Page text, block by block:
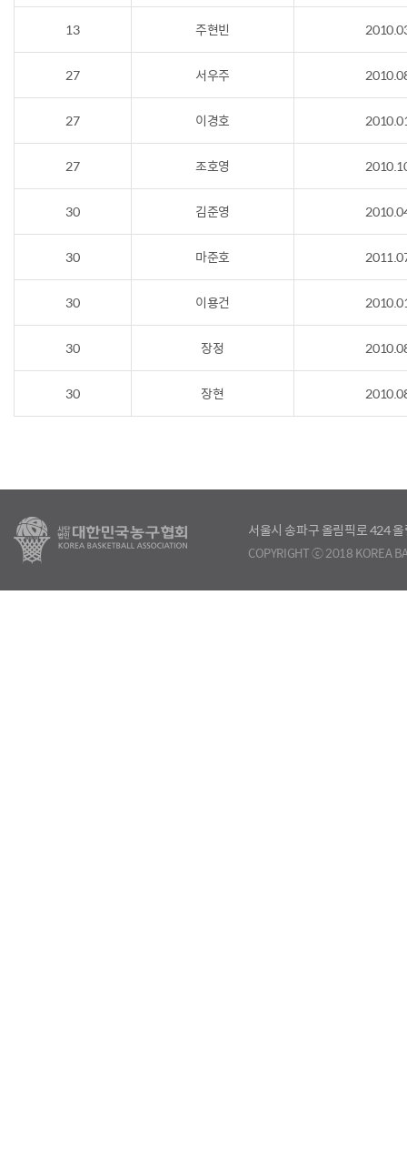
13 주현빈
27 서우주
27 이경호
27 조호영
30 김준영
30 마준호
30 이용건
30 장정
30 장현
서울시 송파구 올림픽로 424
COPYRIGHT ⓒ 2018 KOREA